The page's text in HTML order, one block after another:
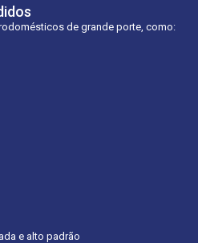
de grande porte, como:
e alto padrão